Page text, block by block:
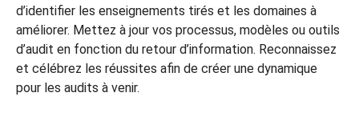
d’identifier les enseignements tirés et les domaines à
améliorer. Mettez à jour vos processus, modèles ou outils
d’audit en fonction du retour d’information. Reconnaissez
et célébrez les réussites afin de créer une dynamique
pour les audits à venir.